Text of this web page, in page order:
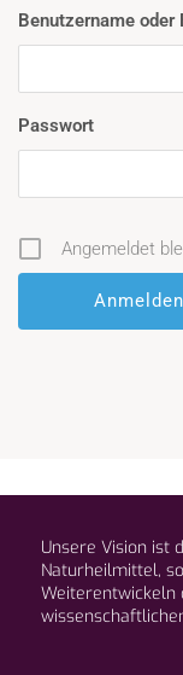
Benutzername oder
Passwort
Angemeldet
Unsere Vision ist
Naturheilmittel,
Weiterentwickeln